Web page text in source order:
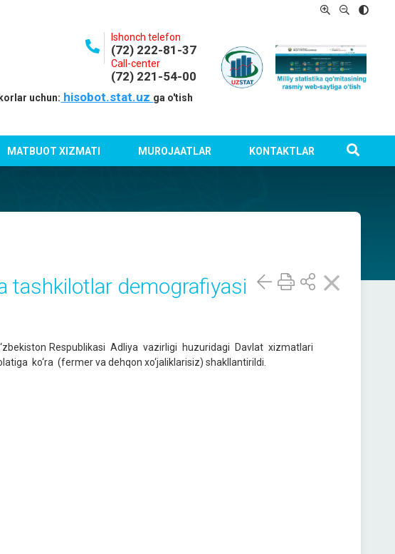
Ishonch telefon
(72) 222-81-37
Call-center
(72) 221-54-00
uchun: hisobot.stat.uz ga o'tish
MATBUOT XIZMATI MUROJAATLAR KONTAKTLAR
tashkilotlar demografiyasi
Respublikasi Adliya vazirligi huzuridagi Davlat xizmatlari
ko‘ra (fermer va dehqon xo‘jaliklarisiz) shakllantirildi.